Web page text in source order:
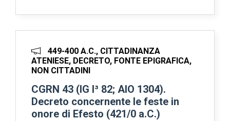
449-400 A.C., CITTADINANZA
ATENIESE, DECRETO, FONTE EPIGRAFICA,
NON CITTADINI
CGRN 43 (IG I³ 82; AIO 1304).
Decreto concernente le feste in
onore di Efesto (421/0 a.C.)